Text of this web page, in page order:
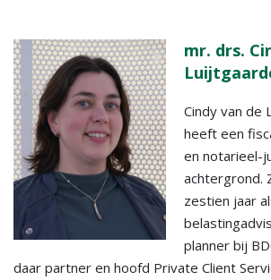
mr. drs.
Cindy van de
heeft een
en notarieel-
achtergrond.
zestien jaar
planner bij
daar partner en hoofd Private Client